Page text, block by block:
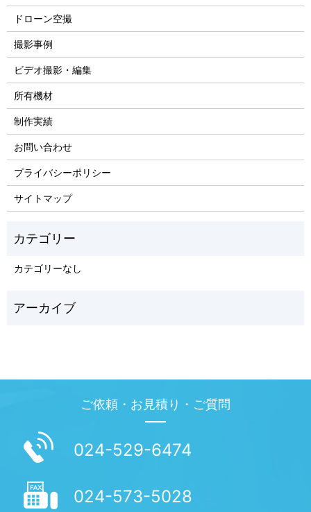
ドローン空撮
撮影事例
ビデオ撮影・編集
所有機材
制作実績
お問い合わせ
プライバシーポリシー
サイトマップ
カテゴリーなし
ご依頼・お見積り・ご質問
024-529-6474
024-573-5028